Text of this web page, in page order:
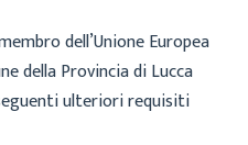
dell’Unione Europea
della Provincia di Lucca
ulteriori requisiti